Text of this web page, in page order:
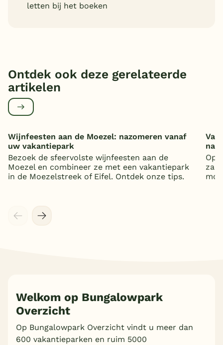
letten bij het boeken
Ontdek ook deze gerelateerde
artikelen
Wijnfeesten aan de Moezel: nazomeren vanaf
uw vakantiepark
Bezoek de sfeervolste wijnfeesten aan de
Moezel en combineer ze met een vakantiepark
in de Moezelstreek of Eifel. Ontdek onze tips.
Op
Welkom op Bungalowpark
Overzicht
Op Bungalowpark Overzicht vindt u meer dan
600 vakantieparken en ruim 5000